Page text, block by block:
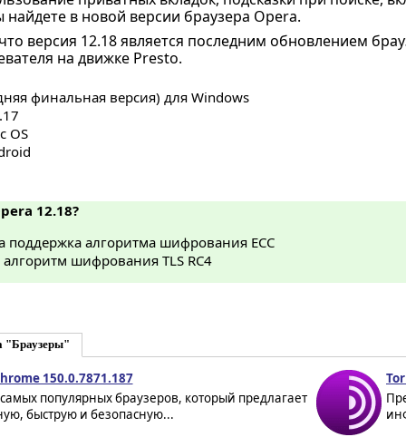
найдете в новой версии браузера Opera.
версия 12.18 является последним обновлением
на движке Presto.
финальная версия) для Windows
OS
12.18?
поддержка алгоритма шифрования ECC
шифрования TLS RC4
"Браузеры"
150.0.7871.187
популярных браузеров, который предлагает
быструю и безопасную...